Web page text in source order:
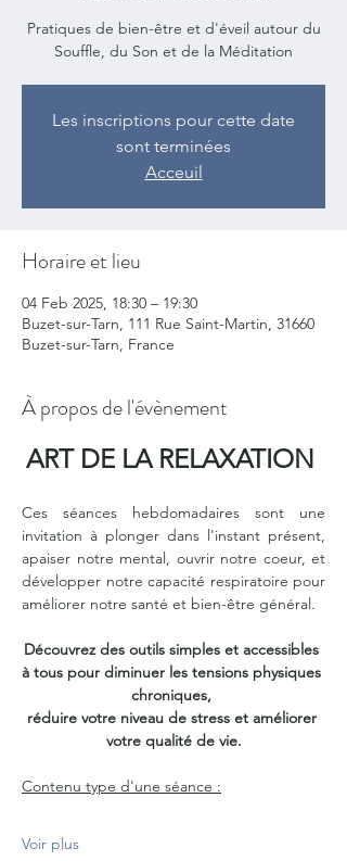
Pratiques de bien-être et d'éveil autour du
Souffle, du Son et de la Méditation
Les inscriptions pour cette date
sont terminées
Acceuil
Horaire et lieu
04 Feb 2025, 18:30 – 19:30
Buzet-sur-Tarn, 111 Rue Saint-Martin, 31660
Buzet-sur-Tarn, France
À propos de l'évènement
ART DE LA RELAXATION
Ces séances hebdomadaires sont une
invitation à plonger dans l'instant présent,
apaiser notre mental, ouvrir notre coeur, et
développer notre capacité respiratoire pour
améliorer notre santé et bien-être général.
Découvrez des outils simples et accessibles
à tous pour diminuer les tensions physiques
chroniques,
réduire votre niveau de stress et améliorer
votre qualité de vie.
Contenu type d'une séance :
Voir plus